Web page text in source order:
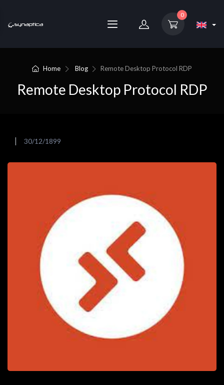
0
Home Blog Remote Desktop Protocol RDP
Remote Desktop Protocol RDP
30/12/1899